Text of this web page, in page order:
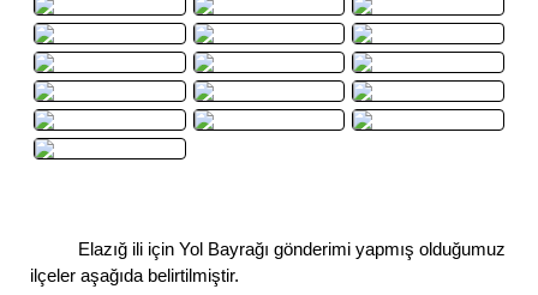
Elazığ ili için Yol Bayrağı gönderimi yapmış olduğumuz
ilçeler aşağıda belirtilmiştir.